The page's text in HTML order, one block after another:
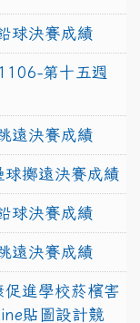
球決賽成績
第十五週
遠決賽成績
擲遠決賽成績
球決賽成績
遠決賽成績
進學校菸檳害
貼圖設計競